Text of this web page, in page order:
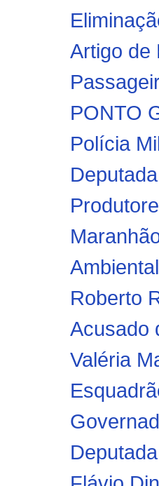
Artigo de
PONTO
Polícia
Roberto
Acusado
Valéria